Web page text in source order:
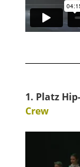
1. Platz
Crew